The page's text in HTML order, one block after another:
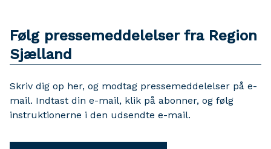
Følg pressemeddelelser fra Region
Sjælland
Skriv dig op her, og modtag pressemeddelelser på e-
mail. Indtast din e-mail, klik på abonner, og følg
instruktionerne i den udsendte e-mail.